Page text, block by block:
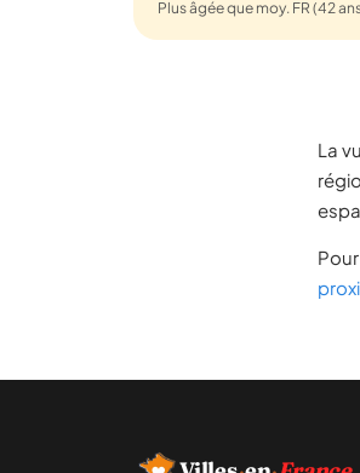
Plus âgée que moy. FR (42
La